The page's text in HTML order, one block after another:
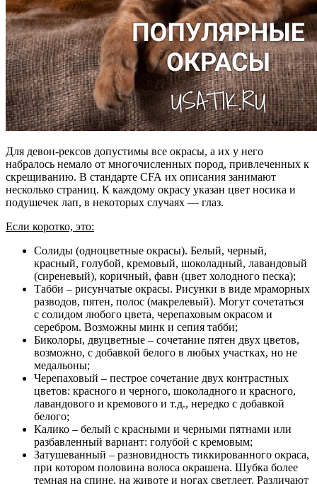
Для девон-рексов допустимы все окрасы, а их у него
набралось немало от многочисленных пород, привлеченных к
скрещиванию. В стандарте CFA их описания занимают
несколько страниц. К каждому окрасу указан цвет носика и
подушечек лап, в некоторых случаях — глаз.
Если коротко, это:
Солиды (одноцветные окрасы). Белый, черный,
красный, голубой, кремовый, шоколадный, лавандовый
(сиреневый), коричный, фавн (цвет холодного песка);
Табби – рисунчатые окрасы. Рисунки в виде мраморных
разводов, пятен, полос (макрелевый). Могут сочетаться
с солидом любого цвета, черепаховым окрасом и
серебром. Возможны минк и сепия табби;
Биколоры, двуцветные – сочетание пятен двух цветов,
возможно, с добавкой белого в любых участках, но не
медальоны;
Черепаховый – пестрое сочетание двух контрастных
цветов: красного и черного, шоколадного и красного,
лавандового и кремового и т.д., нередко с добавкой
белого;
Калико – белый с красными и черными пятнами или
разбавленный вариант: голубой с кремовым;
Затушеванный – разновидность тиккированного окраса,
при котором половина волоса окрашена. Шубка более
темная на спине, на животе и ногах светлеет. Различают